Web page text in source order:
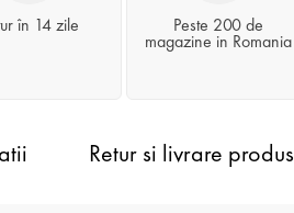
în 14 zile Peste 200 de
magazine in Romania
Retur si livrare produs